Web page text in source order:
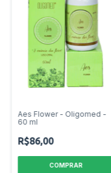
Aes Flower - Oligomed -
60 ml
R$86,00